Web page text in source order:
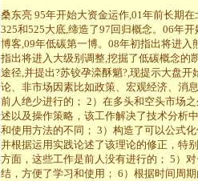
桑东亮 95年开始大资金运作,01年前长期
325和525大底,缔造了97回归概念。06年
博客,09年低碳第一博。08年初指出将进入
指出将进入大级别调整,挖掘了低碳概念的
途径,并提出?苏铰孕滦酥魈?,现提示大盘
论、非市场因素比如政策、宏观经济、消
前人绝少进行的； 2）在多头和空头市场
述以及操作策略，该工作解决了技术分析
和使用方法的不同； 3）构造了可以公式
并根据运用实践论述了该理论的修正，特
方面，这些工作是前人没有进行的； 5）
结，方便了学习和使用； 6）根据时间周